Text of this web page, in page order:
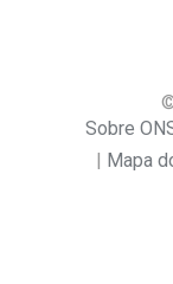
Sobre
Mapa